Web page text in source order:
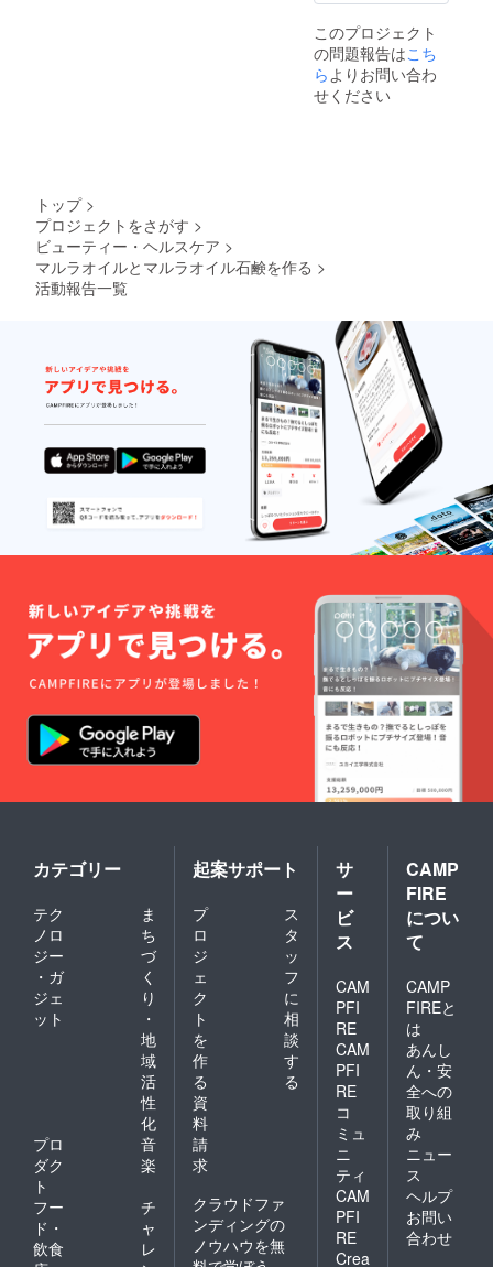
このプロジェクト
の問題報告はこち
らよりお問い合わ
せください
トップ >
プロジェクトをさがす >
ビューティー・ヘルスケア >
マルラオイルとマルラオイル石鹸を作る >
活動報告一覧
カテゴリー
テク
ノロ
ジー
・ガ
ジェ
ット
ま
ち
づ
く
り
・
地
域
活
性
化
プロ
ダク
ト
音
楽
フー
ド・
飲食
チ
ャ
レ
起案サポート
プ
ロ
ジ
ェ
ク
ト
を
作
る
ス
タ
ッ
フ
に
相
談
す
る
資
料
請
求
クラウドファ
ンディングの
ノウハウを無
サ
ー
ビ
ス
CAM
PFI
RE
CAM
PFI
RE
コ
ミュ
ニ
ティ
CAM
PFI
RE
Crea
CAMP
FIRE
につい
て
CAMP
FIREと
は
あんし
ん・安
全への
取り組
み
ニュー
ス
ヘルプ
お問い
合わせ